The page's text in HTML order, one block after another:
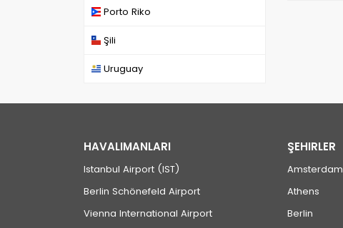
Porto Riko
Şili
Uruguay
HAVALIMANLARI
Istanbul Airport (IST)
Berlin Schönefeld Airport
Vienna International Airport
ŞEHIRLER
Amsterdam
Athens
Berlin